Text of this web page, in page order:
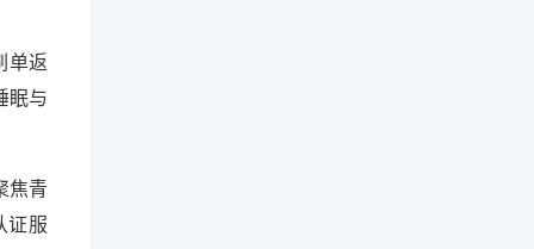
单返
眠与
焦青
证服